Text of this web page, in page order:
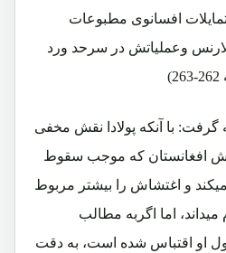
افسانوی مطبوعات
لارنس وعملیاتش در سرحد ورد
گرفت: با آنکه پولادا نقش مخفی
افغانستان که موجب سقوط
و اغتشاش را بیشتر مربوط
اما اگربه مطالب
او اقتباس شده است، به دقت